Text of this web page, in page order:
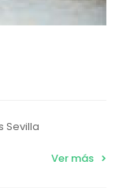
Sevilla
Ver más